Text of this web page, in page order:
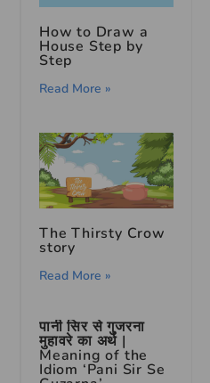
How to Draw a
House Step by
Step
Read More »
The Thirsty Crow
story
Read More »
पानी सिर से गुजरना
मुहावरे का अर्थ |
Meaning of the
Idiom ‘Pani Sir Se